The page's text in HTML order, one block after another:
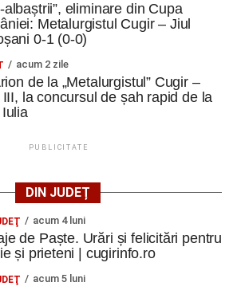
albaștrii”, eliminare din Cupa
Metalurgistul Cugir – Jiul
0-1 (0-0)
acum 2 zile
de la „Metalurgistul” Cugir –
III, la concursul de șah rapid de la
PUBLICITATE
DIN JUDEȚ
acum 4 luni
de Paște. Urări și felicitări pentru
și prieteni | cugirinfo.ro
acum 5 luni